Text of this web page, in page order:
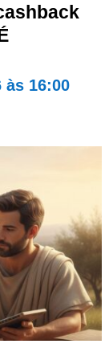
às 16:00